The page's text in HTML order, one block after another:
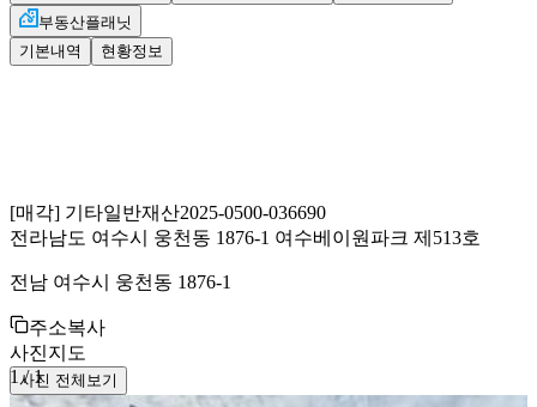
부동산플래닛
기본내역
현황정보
[매각] 기타일반재산2025-0500-036690
전라남도 여수시 웅천동 1876-1 여수베이원파크 제513호
전남 여수시 웅천동 1876-1
주소복사
사진지도
1 /1
사진 전체보기